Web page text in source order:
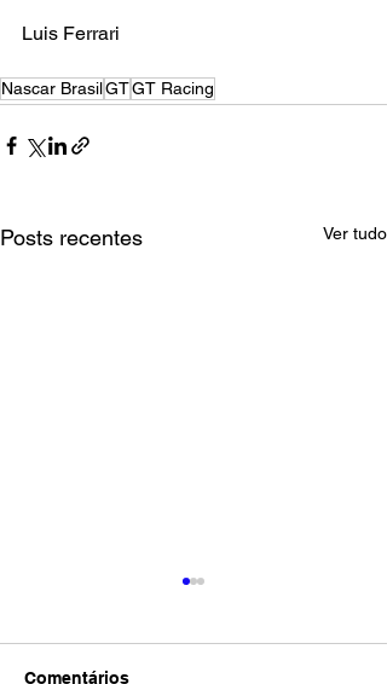
Luis Ferrari
Nascar BrasilGTGT Racing
Posts recentes Ver tudo
Comentários